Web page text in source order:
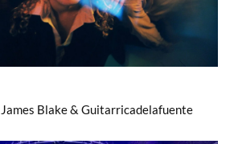
Blake & Guitarricadelafuente